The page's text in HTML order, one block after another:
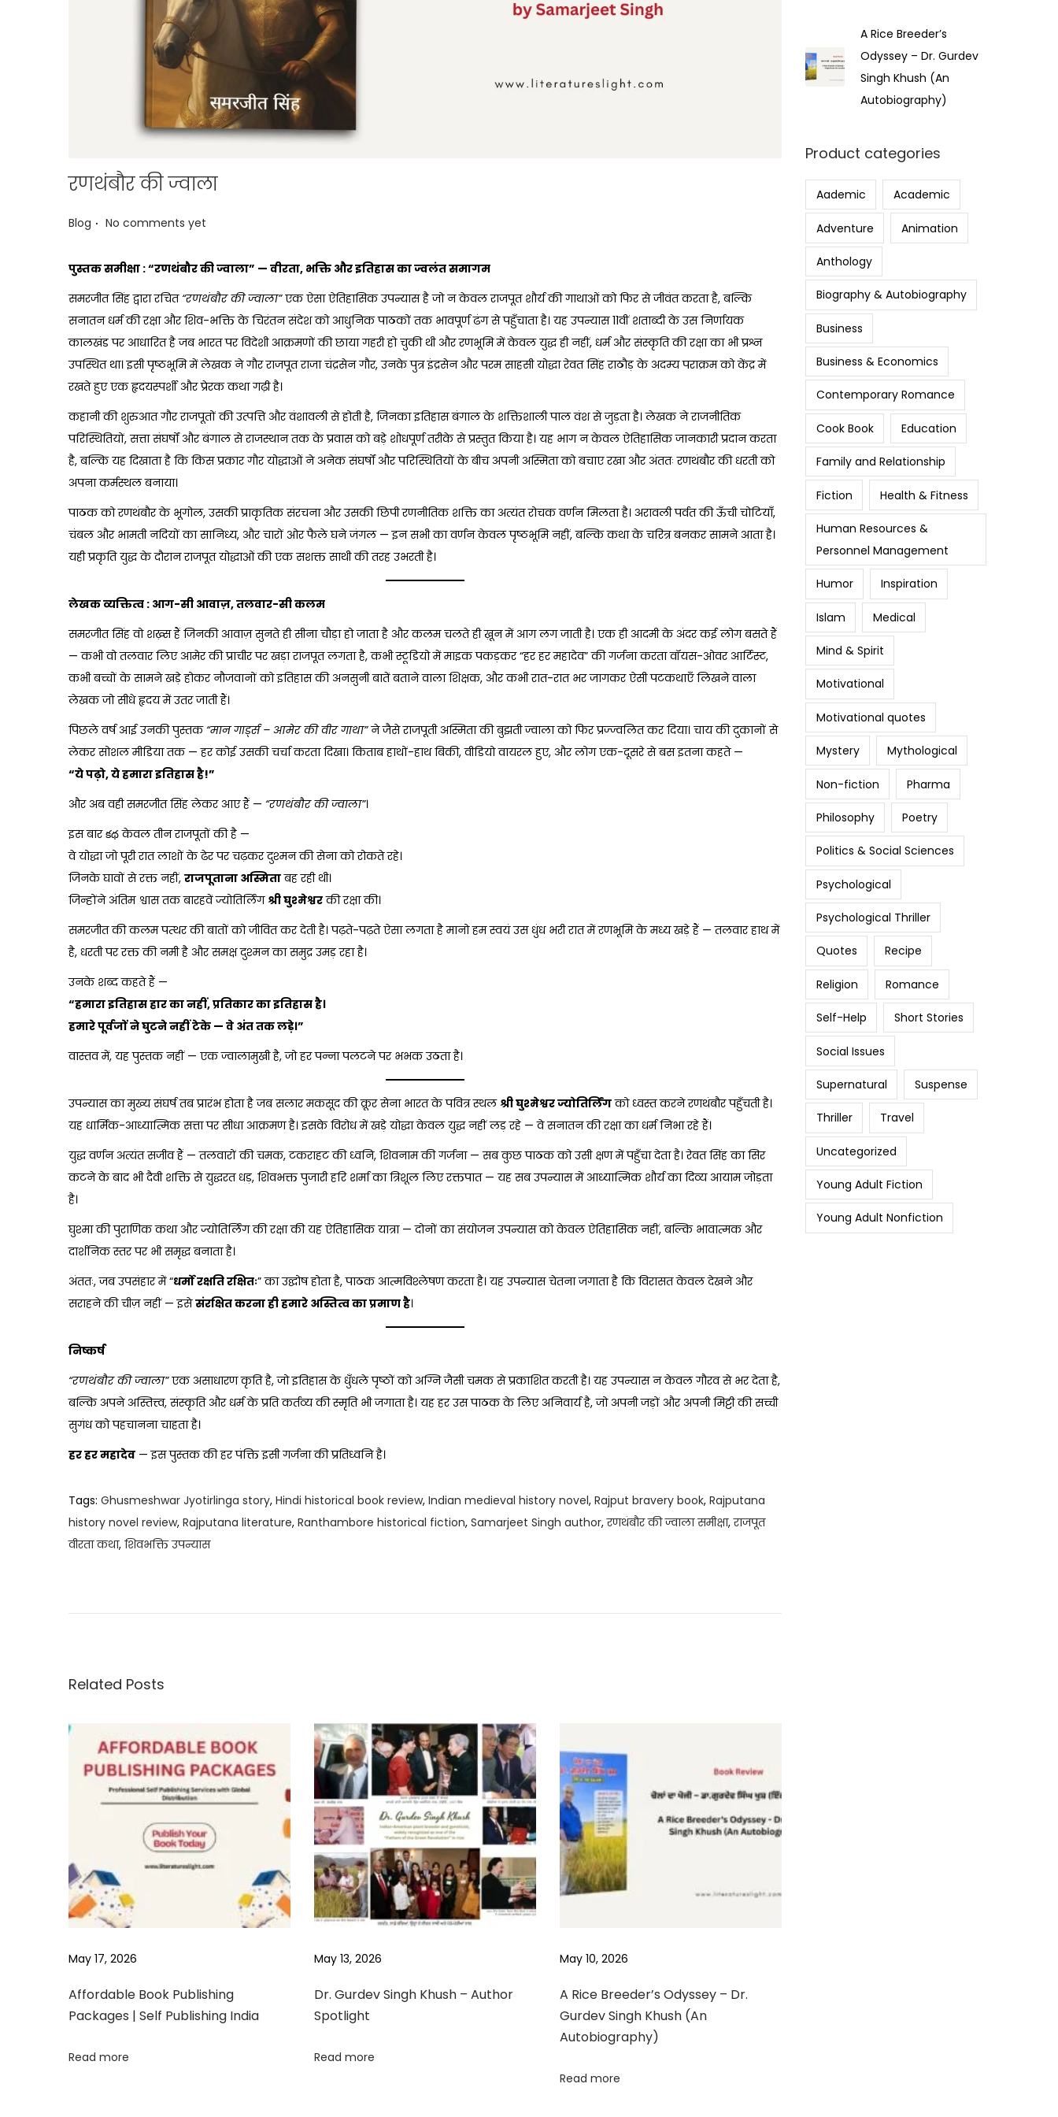
रणथंबौर की ज्वाला
P
s
Blog . No comments yet
पुस्तकसमीक्षा :“रणथंबौरकीज्वाला” — वीरता, भक्ति औरइतिहासकाज्वलंतसमागम
समरजीत सिंह द्वारा रचित“रणथंबौर की ज्वाला”एक ऐसा ऐतिहासिक उपन्यास है जो न केवल राजपूत शौर्य की गाथाओं को फिर से जीवंत करता है, बल्कि
सनातन धर्म की रक्षा और शिव-भक्ति के चिरंतन संदेश को आधुनिक पाठकों तक भावपूर्ण ढंग से पहुँचाता है। यह उपन्यास 11वीं शताब्दी के उस निर्णायक
कालखंड पर आधारित है जब भारत पर विदेशी आक्रमणों की छाया गहरी हो चुकी थी और रणभूमि में केवल युद्ध ही नहीं, धर्म और संस्कृति की रक्षा का भी प्रश्न
उपस्थित था। इसी पृष्ठभूमि में लेखक ने गौर राजपूत राजा चंद्रसेन गौर, उनके पुत्र इंद्रसेन और परम साहसी योद्धा रेवत सिंह राठौड़ के अदम्य पराक्रम को केंद्र में
रखते हुए एक हृदयस्पर्शी और प्रेरक कथा गढ़ी है।
कहानी की शुरुआत गौर राजपूतों की उत्पत्ति और वंशावली से होती है, जिनका इतिहास बंगाल के शक्तिशाली पाल वंश से जुड़ता है। लेखक ने राजनीतिक
परिस्थितियों, सत्ता संघर्षों और बंगाल से राजस्थान तक के प्रवास को बड़े शोधपूर्ण तरीके से प्रस्तुत किया है। यह भाग न केवल ऐतिहासिक जानकारी प्रदान करता
है, बल्कि यह दिखाता है कि किस प्रकार गौर योद्धाओं ने अनेक संघर्षों और परिस्थितियों के बीच अपनी अस्मिता को बचाए रखा और अंततः रणथंबौर की धरती को
अपना कर्मस्थल बनाया।
पाठक को रणथंबौर के भूगोल, उसकी प्राकृतिक संरचना और उसकी छिपी रणनीतिक शक्ति का अत्यंत रोचक वर्णन मिलता है। अरावली पर्वत की ऊँची चोटियाँ,
चंबल और भामती नदियों का सानिध्य, और चारों ओर फैले घने जंगल — इन सभी का वर्णन केवल पृष्ठभूमि नहीं, बल्कि कथा के चरित्र बनकर सामने आता है।
यही प्रकृति युद्ध के दौरान राजपूत योद्धाओं की एक सशक्त साथी की तरह उभरती है।
लेखक व्यक्तित्व : आग-सी आवाज़, तलवार-सी कलम
समरजीत सिंह वो शख़्स हैं जिनकी आवाज़ सुनते ही सीना चौड़ा हो जाता है और कलम चलते ही ख़ून में आग लग जाती है। एक ही आदमी के अंदर कई लोग बसते हैं
— कभी वो तलवार लिए आमेर की प्राचीर पर खड़ा राजपूत लगता है, कभी स्टूडियो में माइक पकड़कर “हर हर महादेव” की गर्जना करता वॉयस-ओवर आर्टिस्ट,
कभी बच्चों के सामने खड़े होकर नौजवानों को इतिहास की अनसुनी बातें बताने वाला शिक्षक, और कभी रात-रात भर जागकर ऐसी पटकथाएँ लिखने वाला
लेखक जो सीधे हृदय में उतर जाती हैं।
पिछले वर्ष आई उनकी पुस्तक“मान गार्ड्स – आमेर की वीर गाथा”ने जैसे राजपूती अस्मिता की बुझती ज्वाला को फिर प्रज्ज्वलित कर दिया। चाय की दुकानों से
लेकर सोशल मीडिया तक — हर कोई उसकी चर्चा करता दिखा। किताब हाथों-हाथ बिकी, वीडियो वायरल हुए, और लोग एक-दूसरे से बस इतना कहते —
“येपढ़ो,येहमाराइतिहासहै!”
और अब वही समरजीत सिंह लेकर आए हैं — “रणथंबौर की ज्वाला”।
इस बार కథ केवल तीन राजपूतों की है —
वे योद्धा जो पूरी रात लाशों के ढेर पर चढ़कर दुश्मन की सेना को रोकते रहे।
जिनके घावों से रक्त नहीं, राजपूताना अस्मिताबह रही थी।
जिन्होंने अंतिम श्वास तक बारहवें ज्योतिर्लिंगश्रीघुश्मेश्वरकी रक्षा की।
समरजीत की कलम पत्थर की बातों को जीवित कर देती है। पढ़ते-पढ़ते ऐसा लगता है मानो हम स्वयं उस धुंध भरी रात में रणभूमि के मध्य खड़े हैं — तलवार हाथ में
है, धरती पर रक्त की नमी है और समक्ष दुश्मन का समुद्र उमड़ रहा है।
उनके शब्द कहते हैं —
“हमाराइतिहासहारकानहीं,प्रतिकारकाइतिहासहै।
हमारेपूर्वजोंनेघुटनेनहींटेके — वे अंततकलड़े।”
वास्तव में, यह पुस्तक नहीं — एक ज्वालामुखी है, जो हर पन्ना पलटने पर भभक उठता है।
उपन्यास का मुख्य संघर्ष तब प्रारंभ होता है जब सलार मकसूद की क्रूर सेना भारत के पवित्र स्थलश्रीघुश्मेश्वरज्योतिर्लिंगको ध्वस्त करने रणथंबौर पहुँचती है।
यह धार्मिक-आध्यात्मिक सत्ता पर सीधा आक्रमण है। इसके विरोध में खड़े योद्धा केवल युद्ध नहीं लड़ रहे — वे सनातन की रक्षा का धर्म निभा रहे हैं।
युद्ध वर्णन अत्यंत सजीव हैं — तलवारों की चमक, टकराहट की ध्वनि, शिवनाम की गर्जना — सब कुछ पाठक को उसी क्षण में पहुँचा देता है। रेवत सिंह का सिर
कटने के बाद भी दैवी शक्ति से युद्धरत धड़, शिवभक्त पुजारी हरि शर्मा का त्रिशूल लिए रक्तपात — यह सब उपन्यास में आध्यात्मिक शौर्य का दिव्य आयाम जोड़ता
है।
घुश्मा की पुराणिक कथा और ज्योतिर्लिंग की रक्षा की यह ऐतिहासिक यात्रा — दोनों का संयोजन उपन्यास को केवल ऐतिहासिक नहीं, बल्कि भावात्मक और
दार्शनिक स्तर पर भी समृद्ध बनाता है।
अंततः, जब उपसंहार में “धर्मोरक्षतिरक्षितः” का उद्घोष होता है, पाठक आत्मविश्लेषण करता है। यह उपन्यास चेतना जगाता है कि विरासत केवल देखने और
सराहने की चीज़ नहीं — इसेसंरक्षितकरनाहीहमारे अस्तित्वकाप्रमाणहै।
निष्कर्ष
“रणथंबौर की ज्वाला”एक असाधारण कृति है, जो इतिहास के धुँधले पृष्ठों को अग्नि जैसी चमक से प्रकाशित करती है। यह उपन्यास न केवल गौरव से भर देता है,
बल्कि अपने अस्तित्त्व, संस्कृति और धर्म के प्रति कर्तव्य की स्मृति भी जगाता है। यह हर उस पाठक के लिए अनिवार्य है, जो अपनी जड़ों और अपनी मिट्टी की सच्ची
सुगंध को पहचानना चाहता है।
हर हर महादेव — इस पुस्तक की हर पंक्ति इसी गर्जना की प्रतिध्वनि है।
Tags: Ghusmeshwar Jyotirlinga story, Hindi historical book review, Indian medieval history novel, Rajput bravery book, Rajputana
history novel review, Rajputana literature, Ranthambore historical fiction, Samarjeet Singh author,रणथंबौर की ज्वाला समीक्षा,राजपूत
वीरता कथा, शिवभक्ति उपन्यास
w
A
S
h
o
t
t
r
Related Posts
May 17, 2026
Affordable Book Publishing
Packages | Self Publishing India
Read more
May 13, 2026
Dr. Gurdev Singh Khush – Author
Spotlight
Read more
May 10, 2026
A Rice Breeder’s Odyssey – Dr.
Gurdev Singh Khush (An
Autobiography)
Read more
A Rice Breeder’s
Odyssey – Dr. Gurdev
Singh Khush (An
Autobiography)
Product categories
Aademic Academic
Adventure Animation
Anthology
Biography & Autobiography
Business
Business & Economics
Contemporary Romance
Cook Book Education
Family and Relationship
Fiction Health & Fitness
Human Resources &
Personnel Management
Humor Inspiration
Islam Medical
Mind & Spirit
Motivational
Motivational quotes
Mystery Mythological
Non-fiction Pharma
Philosophy Poetry
Politics & Social Sciences
Psychological
Psychological Thriller
Quotes Recipe
Religion Romance
Self-Help Short Stories
Social Issues
Supernatural Suspense
Thriller Travel
Uncategorized
Young Adult Fiction
Young Adult Nonfiction